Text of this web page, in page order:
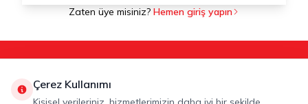
Zaten üye misiniz? Hemen giriş yapın
Adres
Çerez Kullanımı